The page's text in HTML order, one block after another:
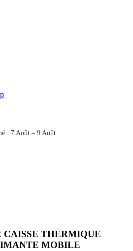
: 7 Août – 9 Août
CAISSE THERMIQUE
MOBILE